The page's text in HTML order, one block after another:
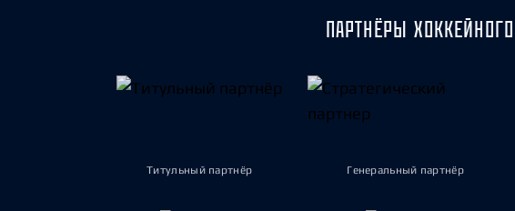
ПАРТНЁРЫ
Титульный партнёр Генеральный партнёр